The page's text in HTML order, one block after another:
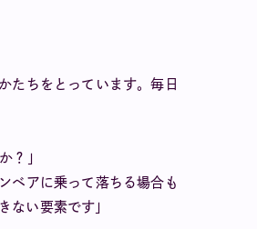
たちをとっています。毎日
？」
ベアに乗って落ちる場合も
ない要素です」